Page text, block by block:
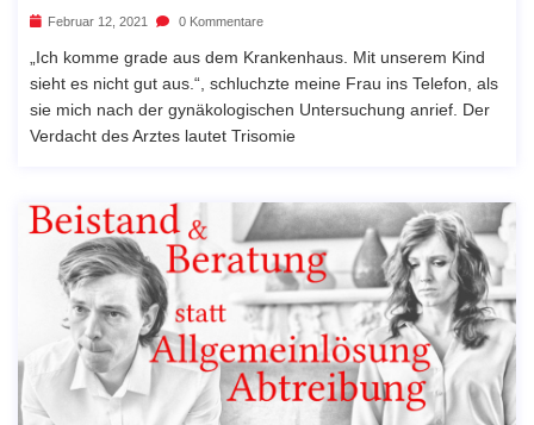
Februar 12, 2021 0 Kommentare
„Ich komme grade aus dem Krankenhaus. Mit unserem Kind
sieht es nicht gut aus.“, schluchzte meine Frau ins Telefon, als
sie mich nach der gynäkologischen Untersuchung anrief. Der
Verdacht des Arztes lautet Trisomie